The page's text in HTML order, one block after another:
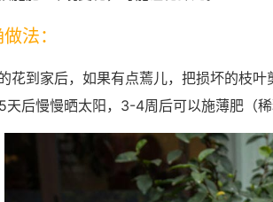
法：
花到家后，如果有点蔫儿，把损坏的枝
后慢慢晒太阳，3-4周后可以施薄肥（稀